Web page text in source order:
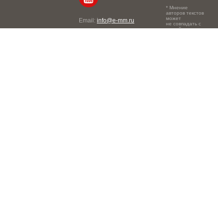
Email: info@e-mm.ru
* Мнение
авторов текстов
может
не совпадать с
точкой зрения